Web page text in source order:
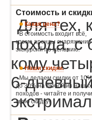
Для тех,
похода,
кому
6-
Стоимость и
Какая цена?
В стоимость входит всё,
кроме аренды снаряжения
экскурсий по желанию.
Наши скидки.
Мы делаем скидки от 10%
до 30% на любой из наших
походов - читайте и
свою скидку!